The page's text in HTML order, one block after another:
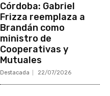
Córdoba: Gabriel
Frizza reemplaza a
Brandán como
ministro de
Cooperativas y
Mutuales
Destacada 22/07/2026